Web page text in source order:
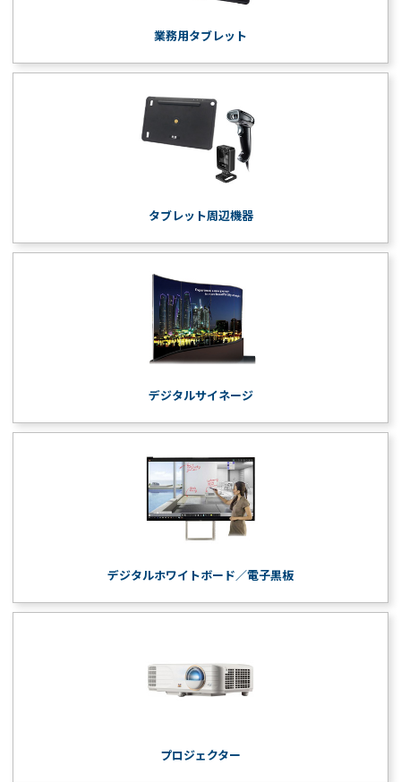
業務用タブレット
タブレット周辺機器
デジタルサイネージ
デジタルホワイトボード／電子黒板
プロジェクター